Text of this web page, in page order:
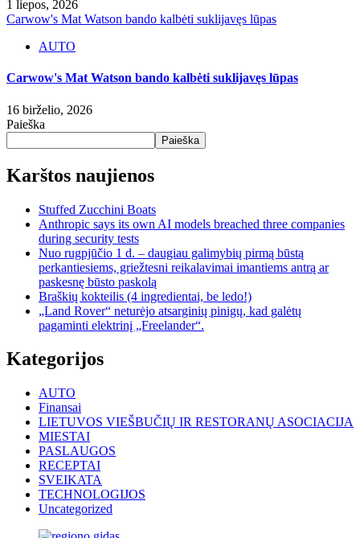
1 liepos, 2026
Carwow's Mat Watson bando kalbėti suklijavęs lūpas
AUTO
Carwow's Mat Watson bando kalbėti suklijavęs lūpas
16 birželio, 2026
Paieška
Paieška
Karštos naujienos
Stuffed Zucchini Boats
Anthropic says its own AI models breached three companies
during security tests
Nuo rugpjūčio 1 d. – daugiau galimybių pirmą būstą
perkantiesiems, griežtesni reikalavimai imantiems antrą ar
paskesnę būsto paskolą
Braškių kokteilis (4 ingredientai, be ledo!)
„Land Rover“ neturėjo atsarginių pinigų, kad galėtų
pagaminti elektrinį „Freelander“.
Kategorijos
AUTO
Finansai
LIETUVOS VIEŠBUČIŲ IR RESTORANŲ ASOCIACIJA
MIESTAI
PASLAUGOS
RECEPTAI
SVEIKATA
TECHNOLOGIJOS
Uncategorized